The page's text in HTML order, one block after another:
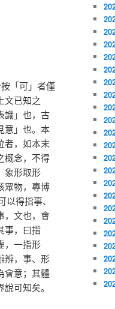
「可」者僅
文已知之
識」也，古
意」也。本
者，如本末
概念，不得
象形取形
眾物，專博
得指事、
，文也，會
事，曰指
，一指形
辨，事、形
會意；其體
可知矣。